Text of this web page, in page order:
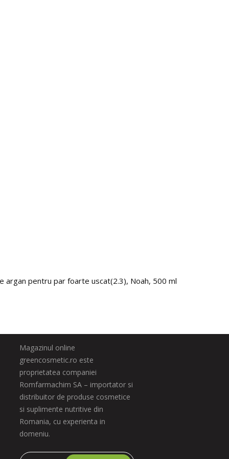
argan pentru par foarte uscat(2.3), Noah, 500 ml
Magazinul online
greencosmetic.ro este
proprietatea companiei
Romfarmachim SA – importator si
distribuitor de produse cosmetice
si suplimente nutritive din
Romania, cu experienta in
domeniu.